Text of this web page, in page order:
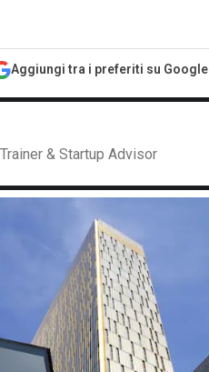
Aggiungi tra i preferiti su Google
& Startup Advisor